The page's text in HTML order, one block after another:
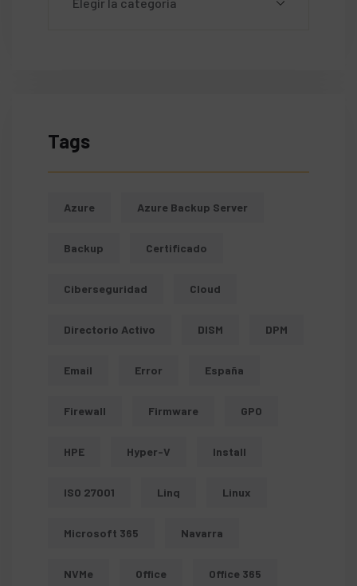
Tags
Azure Azure Backup Server
Backup Certificado
Ciberseguridad Cloud
Directorio Activo DISM DPM
Email Error España
Firewall Firmware GPO
HPE Hyper-V Install
ISO 27001 Linq Linux
Microsoft 365 Navarra
NVMe Office Office 365